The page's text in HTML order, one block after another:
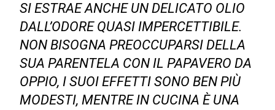
SI ESTRAE ANCHE UN DELICATO OLIO
DALL’ODORE QUASI IMPERCETTIBILE.
NON BISOGNA PREOCCUPARSI DELLA
SUA PARENTELA CON IL PAPAVERO DA
OPPIO, I SUOI EFFETTI SONO BEN PIÙ
MODESTI, MENTRE IN CUCINA È UNA